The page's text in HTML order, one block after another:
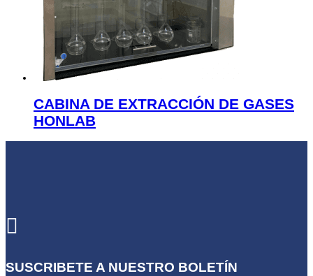
CABINA DE EXTRACCIÓN DE GASES
HONLAB

SUSCRIBETE A NUESTRO BOLETÍN